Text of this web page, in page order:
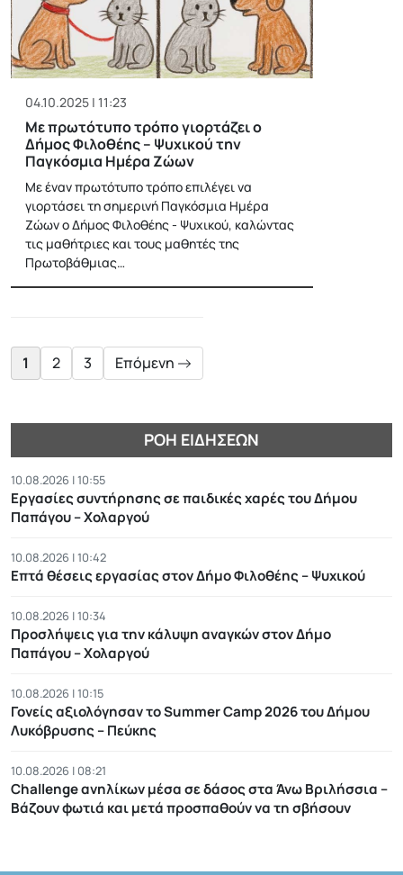
04.10.2025 | 11:23
Με πρωτότυπο τρόπο γιορτάζει ο
Δήμος Φιλοθέης – Ψυχικού την
Παγκόσμια Ημέρα Ζώων
Με έναν πρωτότυπο τρόπο επιλέγει να
γιορτάσει τη σημερινή Παγκόσμια Ημέρα
Ζώων ο Δήμος Φιλοθέης - Ψυχικού, καλώντας
τις μαθήτριες και τους μαθητές της
Πρωτοβάθμιας…
1 2 3 Επόμενη
ΡΟΉ ΕΙΔΉΣΕΩΝ
10.08.2026 | 10:55
Εργασίες συντήρησης σε παιδικές χαρές του Δήμου
Παπάγου – Χολαργού
10.08.2026 | 10:42
Επτά θέσεις εργασίας στον Δήμο Φιλοθέης – Ψυχικού
10.08.2026 | 10:34
Προσλήψεις για την κάλυψη αναγκών στον Δήμο
Παπάγου – Χολαργού
10.08.2026 | 10:15
Γονείς αξιολόγησαν το Summer Camp 2026 του Δήμου
Λυκόβρυσης – Πεύκης
10.08.2026 | 08:21
Challenge ανηλίκων μέσα σε δάσος στα Άνω Βριλήσσια –
Βάζουν φωτιά και μετά προσπαθούν να τη σβήσουν